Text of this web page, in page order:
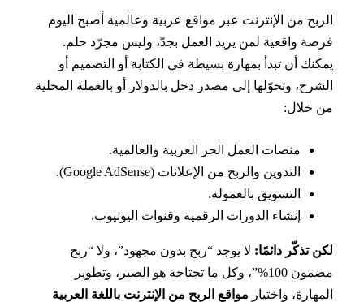
من الإنترنت عبر مواقع عربية وعالمية أصبح اليوم
واقعية لمن يريد العمل بجدّ، وليس مجرّد حلم.
أن تبدأ بمهارة بسيطة في الكتابة أو التصميم أو
وتحوّلها إلى مصدر دخل بالدولار أو بالعملة المحلية
خلال:
منصات العمل الحر العربية والعالمية.
التدوين والربح من الإعلانات (Google AdSense).
التسويق بالعمولة.
إنشاء الدورات الرقمية وقنوات اليوتيوب.
تذكّر دائمًا:لا يوجد “ربح بدون مجهود”، ولا “ربح
مضمون 100%”، وكل ما تحتاجه هو الصبر، وتطوير
واختيار مواقع الربح من الإنترنت باللغة العربية